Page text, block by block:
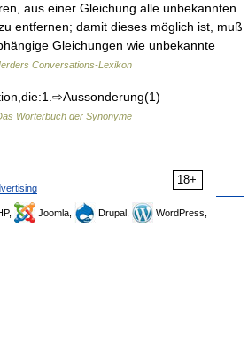
aus einer Gleichung alle unbekannten
entfernen; damit dieses möglich ist, muß
Gleichungen wie unbekannte
Conversations-Lexikon
Wörterbuch der Synonyme
18+
Joomla, Drupal,
WordPress,